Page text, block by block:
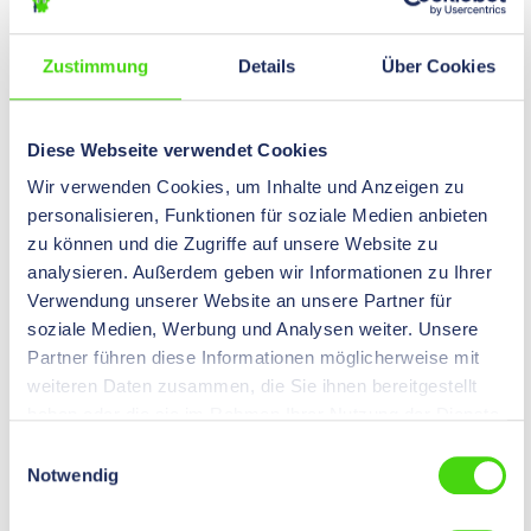
Zustimmung Details Über Cookies
Diese Webseite verwendet Cookies
Wir verwenden Cookies, um Inhalte und Anzeigen zu
personalisieren, Funktionen für soziale Medien anbieten
zu können und die Zugriffe auf unsere Website zu
analysieren. Außerdem geben wir Informationen zu Ihrer
Verwendung unserer Website an unsere Partner für
soziale Medien, Werbung und Analysen weiter. Unsere
Partner führen diese Informationen möglicherweise mit
weiteren Daten zusammen, die Sie ihnen bereitgestellt
Notwendig
High-Quality Kabelbinder – UV beständig, 200 x 3,6
schwarz
€ 0,00*
Inhalt: 100 St
Preise nach
K 06085 UV
High-Quality Kabelbinder – UV beständig, 280 x 3,6
schwarz
€ 0,00*
Inhalt:100 St
Preise nach Loginsichtbar.
06675 UV